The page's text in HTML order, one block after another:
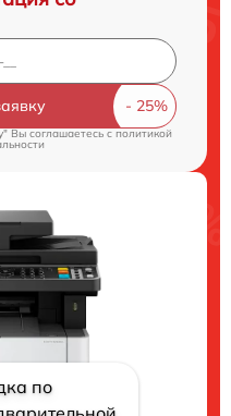
Вы соглашаетесь cполитикой
по